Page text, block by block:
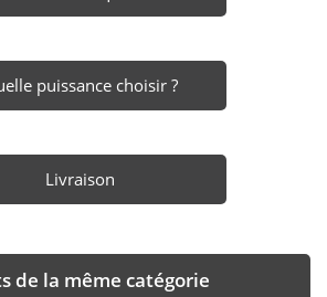
puissance choisir ?
Livraison
de la même catégorie